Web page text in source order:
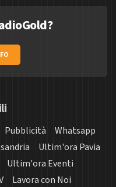
Pubblicità
Whatsapp
Ultim'ora Pavia
Ultim'ora Eventi
Lavora con Noi